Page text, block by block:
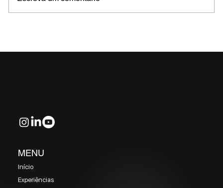
Início
Experiências
MENU